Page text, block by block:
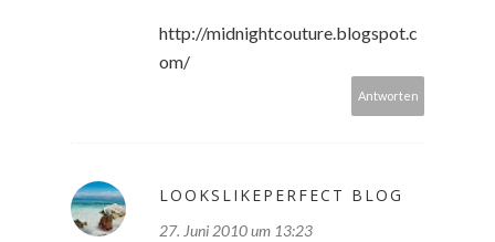
http://midnightcouture.blogspot.c
om/
Antworten
LOOKSLIKEPERFECT BLOG
27. Juni 2010 um 13:23